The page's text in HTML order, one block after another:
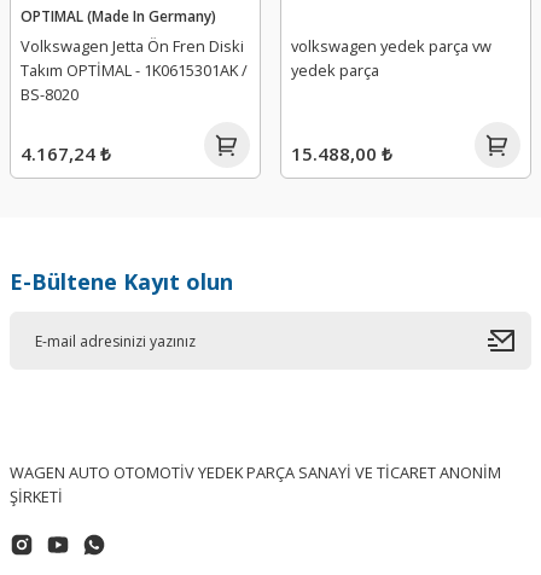
OPTIMAL (Made In Germany)
Volkswagen Jetta Ön Fren Diski
Takım OPTİMAL - 1K0615301AK /
BS-8020
4.167,24 ₺
volkswagen yedek parça vw
yedek parça
15.488,00 ₺
E-Bültene Kayıt olun
WAGEN AUTO OTOMOTİV YEDEK PARÇA SANAYİ VE TİCARET ANONİM
ŞİRKETİ